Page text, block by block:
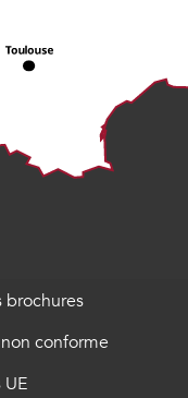
brochures
conforme